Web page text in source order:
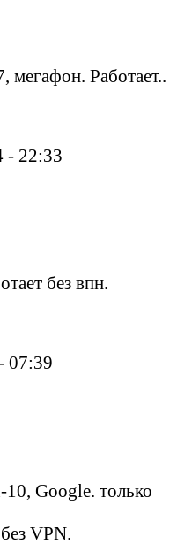
мегафон. Работает..
- 22:33
без впн.
07:39
Google. только
VPN.